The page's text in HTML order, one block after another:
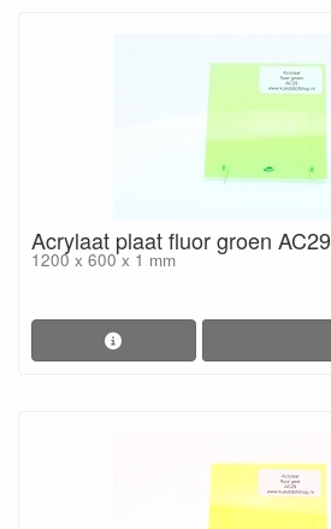
Acrylaat plaat fluor groen AC29
1200 x 600 x 1 mm